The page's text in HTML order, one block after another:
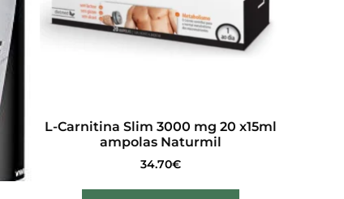
L-Carnitina Slim 3000 mg 20 x15ml
ampolas Naturmil
34.70€